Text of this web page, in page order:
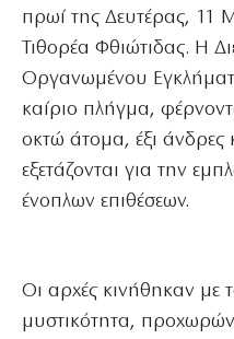
πρωί της Δευτέρας, 11
Τιθορέα Φθιώτιδας. Η
Οργανωμένου
καίριο πλήγμα,
οκτώ άτομα, έξι άνδρες
εξετάζονται για την
ένοπλων επιθέσεων.
Οι αρχές κινήθηκαν με
μυστικότητα,